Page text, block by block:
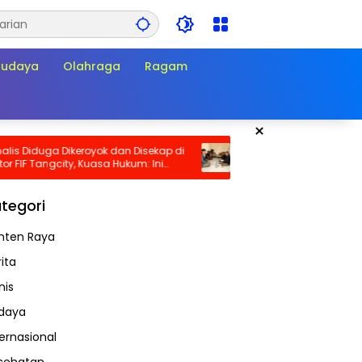
Olahraga Ragam
×
Dikeroyok dan Disekap di
Tangcity, Kuasa Hukum: Ini
Penganiayaan, Tapi
PHK Empat Pengurus KSPN di
Industry Disorot, Diduga
dengan Perlindungan Hak
Raya